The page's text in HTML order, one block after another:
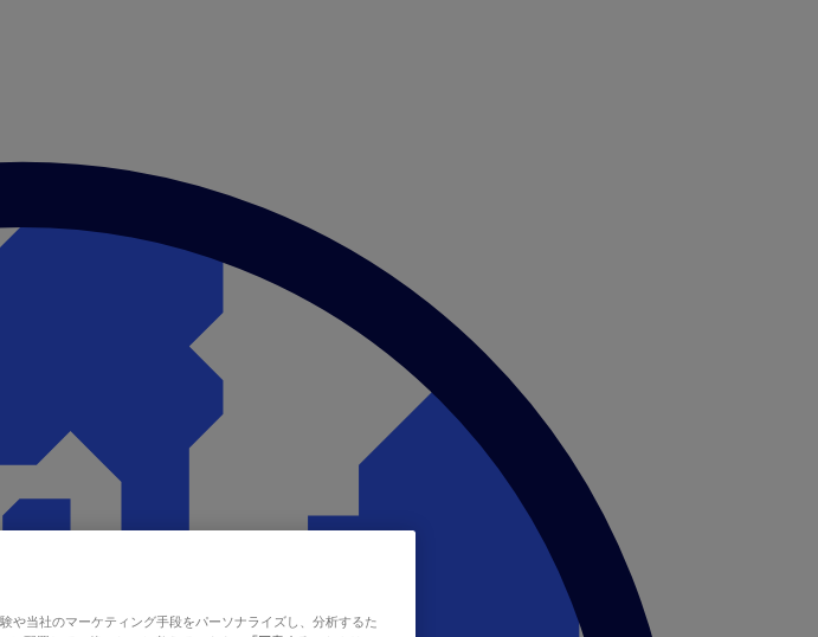
や当社のマーケティング手段をパーソナライズし、分析するた